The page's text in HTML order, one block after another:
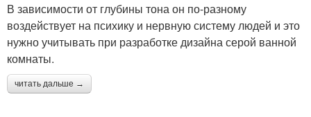
В зависимости от глубины тона он по-разному
воздействует на психику и нервную систему людей и это
нужно учитывать при разработке дизайна серой ванной
комнаты.
читать дальше →